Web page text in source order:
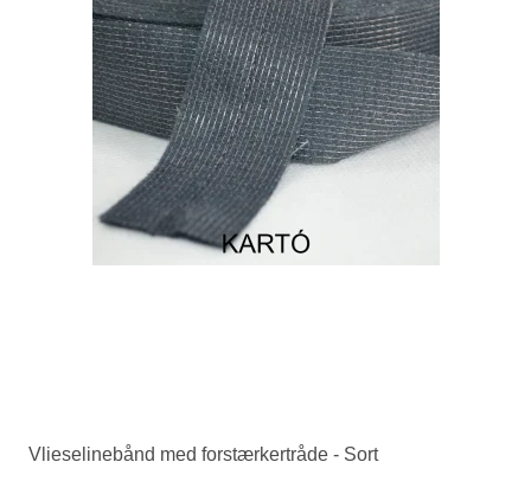
Vlieselinebånd med forstærkertråde - Sort